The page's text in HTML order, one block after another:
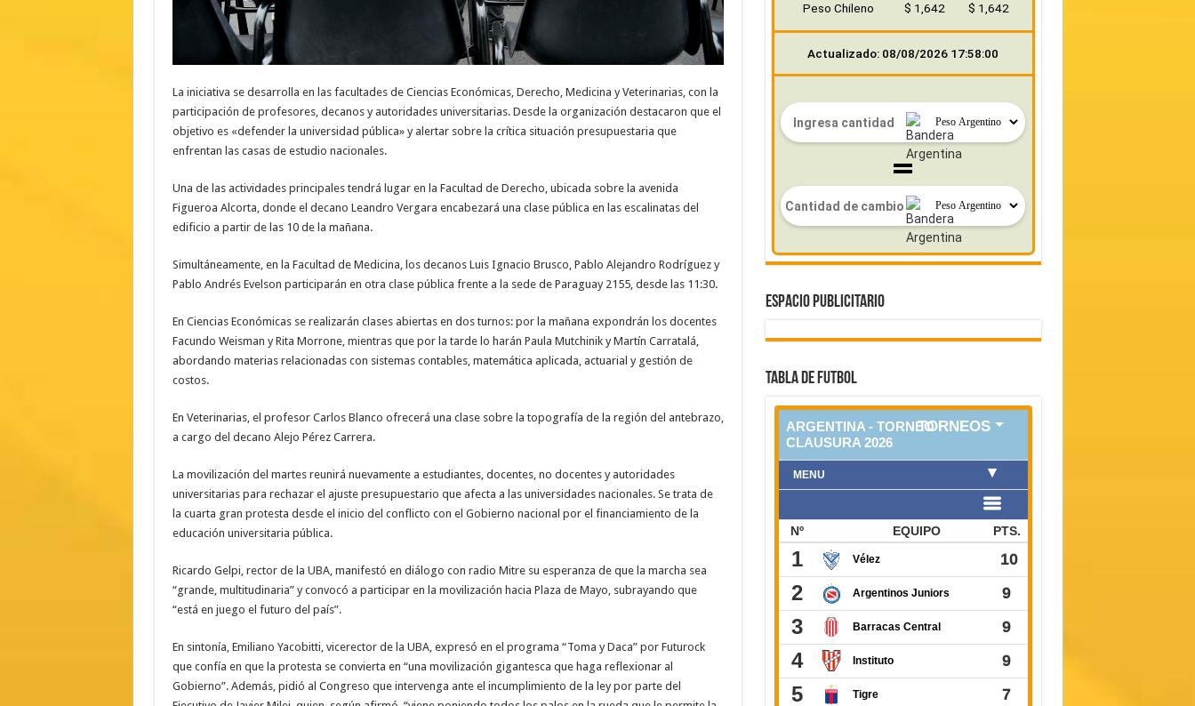
La iniciativa se desarrolla en las facultades de Ciencias Económicas, Derecho, Medicina y Veterinarias, con la
participación de profesores, decanos y autoridades universitarias. Desde la organización destacaron que el
objetivo es «defender la universidad pública» y alertar sobre la crítica situación presupuestaria que
enfrentan las casas de estudio nacionales.
Una de las actividades principales tendrá lugar en la Facultad de Derecho, ubicada sobre la avenida
Figueroa Alcorta, donde el decano Leandro Vergara encabezará una clase pública en las escalinatas del
edificio a partir de las 10 de la mañana.
Simultáneamente, en la Facultad de Medicina, los decanos Luis Ignacio Brusco, Pablo Alejandro Rodríguez y
Pablo Andrés Evelson participarán en otra clase pública frente a la sede de Paraguay 2155, desde las 11:30.
En Ciencias Económicas se realizarán clases abiertas en dos turnos: por la mañana expondrán los docentes
Facundo Weisman y Rita Morrone, mientras que por la tarde lo harán Paula Mutchinik y Martín Carratalá,
abordando materias relacionadas con sistemas contables, matemática aplicada, actuarial y gestión de
costos.
En Veterinarias, el profesor Carlos Blanco ofrecerá una clase sobre la topografía de la región del antebrazo,
a cargo del decano Alejo Pérez Carrera.
La movilización del martes reunirá nuevamente a estudiantes, docentes, no docentes y autoridades
universitarias para rechazar el ajuste presupuestario que afecta a las universidades nacionales. Se trata de
la cuarta gran protesta desde el inicio del conflicto con el Gobierno nacional por el financiamiento de la
educación universitaria pública.
Ricardo Gelpi, rector de la UBA, manifestó en diálogo con radio Mitre su esperanza de que la marcha sea
“grande, multitudinaria” y convocó a participar en la movilización hacia Plaza de Mayo, subrayando que
“está en juego el futuro del país”.
En sintonía, Emiliano Yacobitti, vicerector de la UBA, expresó en el programa “Toma y Daca” por Futurock
que confía en que la protesta se convierta en “una movilización gigantesca que haga reflexionar al
Gobierno”. Además, pidió al Congreso que intervenga ante el incumplimiento de la ley por parte del
Peso Chileno $ 1,642 $ 1,642
Actualizado: 08/08/2026 17:58:00
ESPACIO PUBLICITARIO
TABLA DE FUTBOL